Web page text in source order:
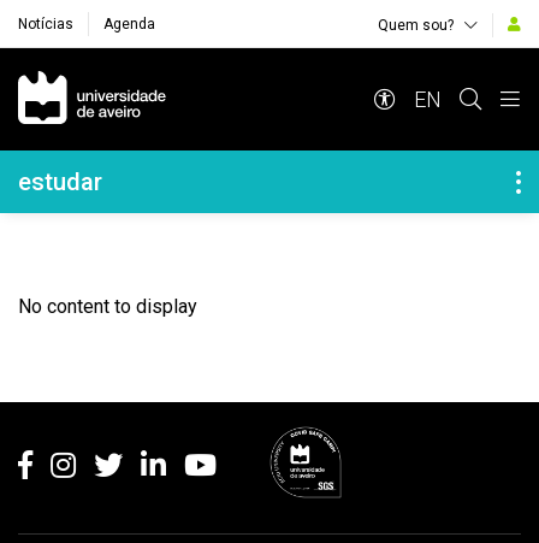
Notícias Agenda Quem sou?
Navegação Principal
EN
Navegação Lateral
estudar
No content to display